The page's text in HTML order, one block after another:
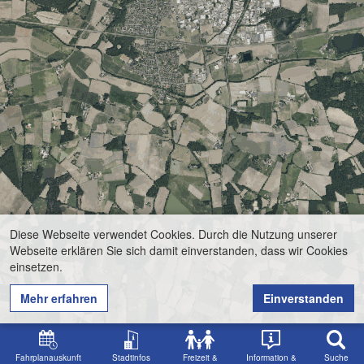
Fahrplanauskunft Stadtinfos
Freizeit &
Information &
Suche
Diese Webseite verwendet Cookies. Durch die Nutzung unserer
Webseite erklären Sie sich damit einverstanden, dass wir Cookies
einsetzen.
Mehr erfahren
Einverstanden